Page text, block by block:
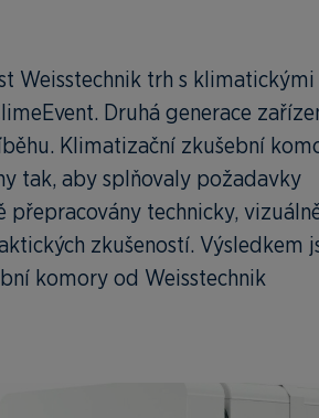
Weisstechnik trh s klimatickými
Druhá generace
Klimatizační zkušební
tak, aby splňovaly požadavky
technicky,
zkušeností. Výsledkem
komory od Weisstechnik